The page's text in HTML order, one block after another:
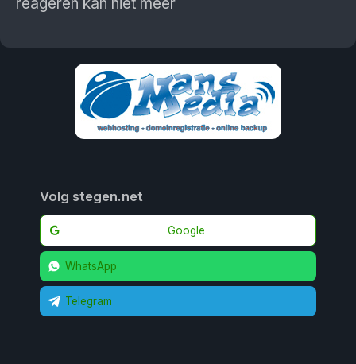
Volg stegen.net
Google
WhatsApp
Telegram